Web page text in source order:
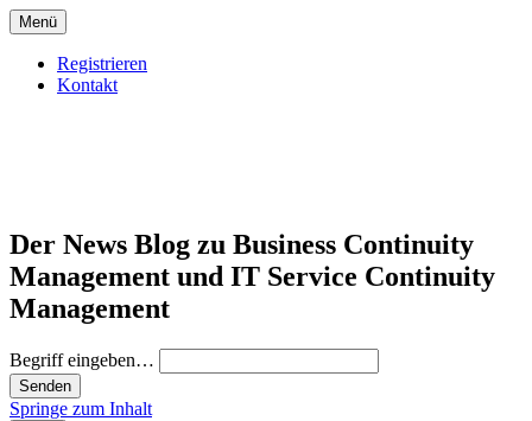
Menü
Registrieren
Kontakt
Der News Blog zu Business Continuity
Management und IT Service Continuity
Management
Begriff eingeben…
Springe zum Inhalt